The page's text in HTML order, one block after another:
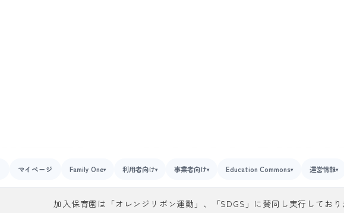
マイページ Family One▾ 利用者向け▾ 事業者向け▾ Education Commons▾ 運営情報▾
加入保育園は「オレンジリボン運動」、「SDGS」に賛同し実行してお